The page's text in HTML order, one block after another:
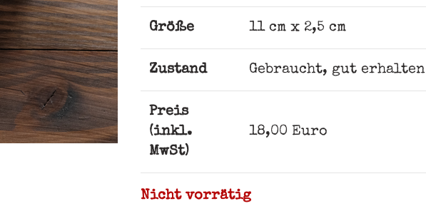
Größe 11 cm x 2,5 cm
Zustand Gebraucht, gut erhalten
Preis
(inkl.
MwSt)
18,00 Euro
Nicht vorrätig